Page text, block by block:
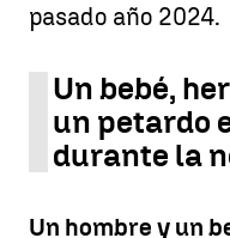
pasado año 2024.
Un bebé,
un petardo
durante la
Un hombre y un